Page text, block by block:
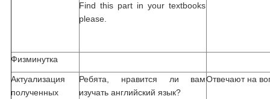
Find this part in your textbooks
please.
Физминутка
Актуализация
полученных
Ребята, нравится ли вам
изучать английский язык?
Отвечают на